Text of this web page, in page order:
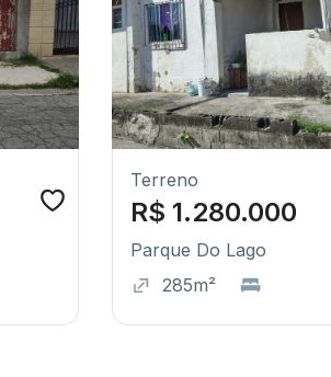
Terreno
R$ 1.280.000
Parque Do Lago
285m²